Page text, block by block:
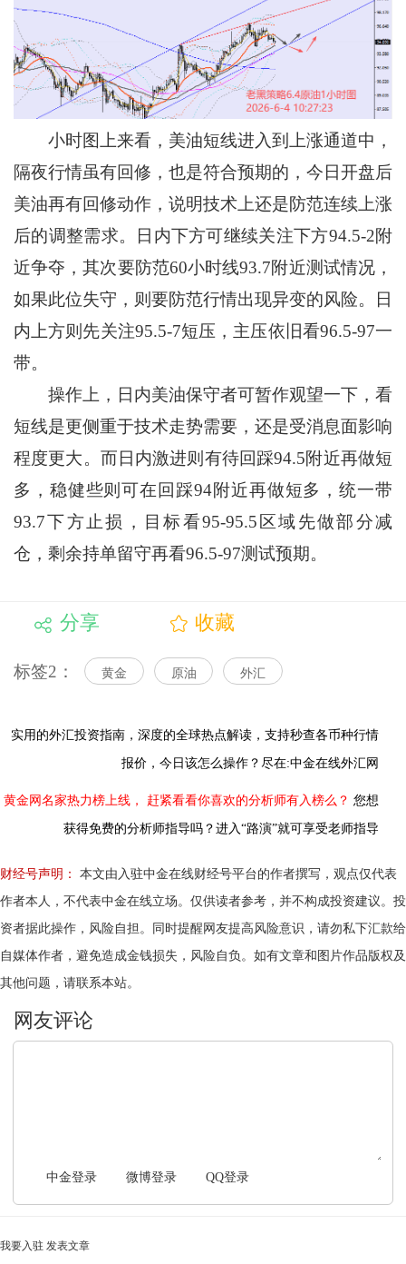
小时图上来看，美油短线进入到上涨通道中，
隔夜行情虽有回修，也是符合预期的，今日开盘后
美油再有回修动作，说明技术上还是防范连续上涨
后的调整需求。日内下方可继续关注下方94.5-2附
近争夺，其次要防范60小时线93.7附近测试情况，
如果此位失守，则要防范行情出现异变的风险。日
内上方则先关注95.5-7短压，主压依旧看96.5-97一
带。
操作上，日内美油保守者可暂作观望一下，看
短线是更侧重于技术走势需要，还是受消息面影响
程度更大。而日内激进则有待回踩94.5附近再做短
多，稳健些则可在回踩94附近再做短多，统一带
93.7下方止损，目标看95-95.5区域先做部分减
仓，剩余持单留守再看96.5-97测试预期。
分享 收藏
标签2： 黄金 原油 外汇
实用的外汇投资指南， 深度的全球热点解读， 支持秒查各币种行情
报价，今日该怎么操作？尽在:中金在线外汇网
黄金网名家热力榜上线， 赶紧看看你喜欢的分析师有入榜么？ 您想
获得免费的分析师指导吗？进入“路演”就可享受老师指导
财经号声明：
本文由入驻中金在线财经号平台的作者撰写，观点仅代表
作者本人，不代表中金在线立场。仅供读者参考，并不构成投资建议。投
资者据此操作，风险自担。同时提醒网友提高风险意识，请勿私下汇款给
自媒体作者，避免造成金钱损失，风险自负。如有文章和图片作品版权及
其他问题，请联系本站。
中金登录 微博登录 QQ登录
我要入驻 发表文章